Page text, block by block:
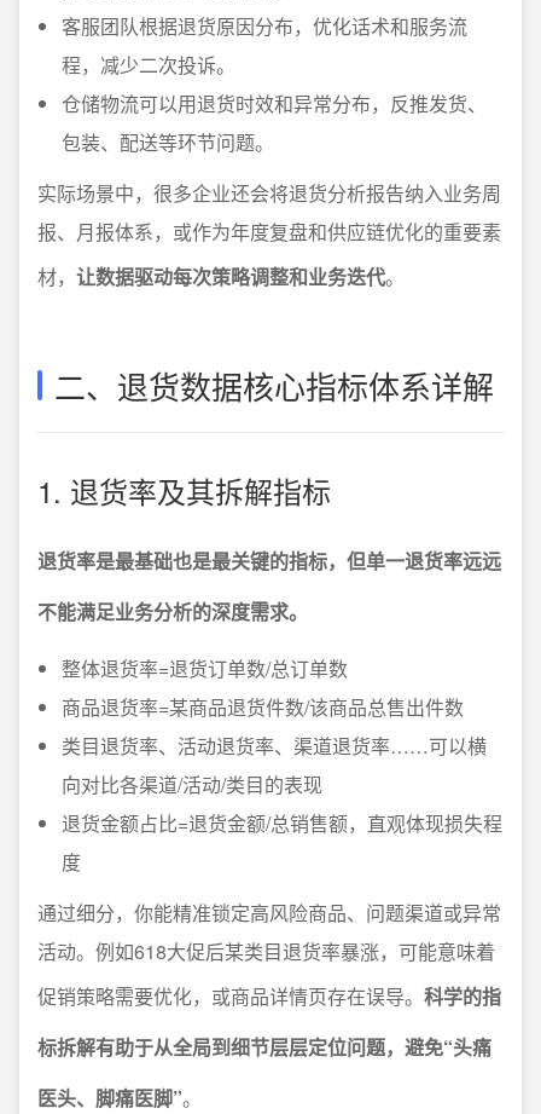
客服团队根据退货原因分布，优化话术和服务流
程，减少二次投诉。
仓储物流可以用退货时效和异常分布，反推发货、
包装、配送等环节问题。
实际场景中，很多企业还会将退货分析报告纳入业务周
报、月报体系，或作为年度复盘和供应链优化的重要素
材， 让数据驱动每次策略调整和业务迭代。
二、退货数据核心指标体系详解
1. 退货率及其拆解指标
退货率是最基础也是最关键的指标，但单一退货率远远
不能满足业务分析的深度需求。
整体退货率=退货订单数/总订单数
商品退货率=某商品退货件数/该商品总售出件数
类目退货率、活动退货率、渠道退货率……可以横
向对比各渠道/活动/类目的表现
退货金额占比=退货金额/总销售额，直观体现损失程
度
通过细分，你能精准锁定高风险商品、问题渠道或异常
活动。例如618大促后某类目退货率暴涨，可能意味着
促销策略需要优化，或商品详情页存在误导。 科学的指
标拆解有助于从全局到细节层层定位问题，避免“头痛
医头、脚痛医脚”。